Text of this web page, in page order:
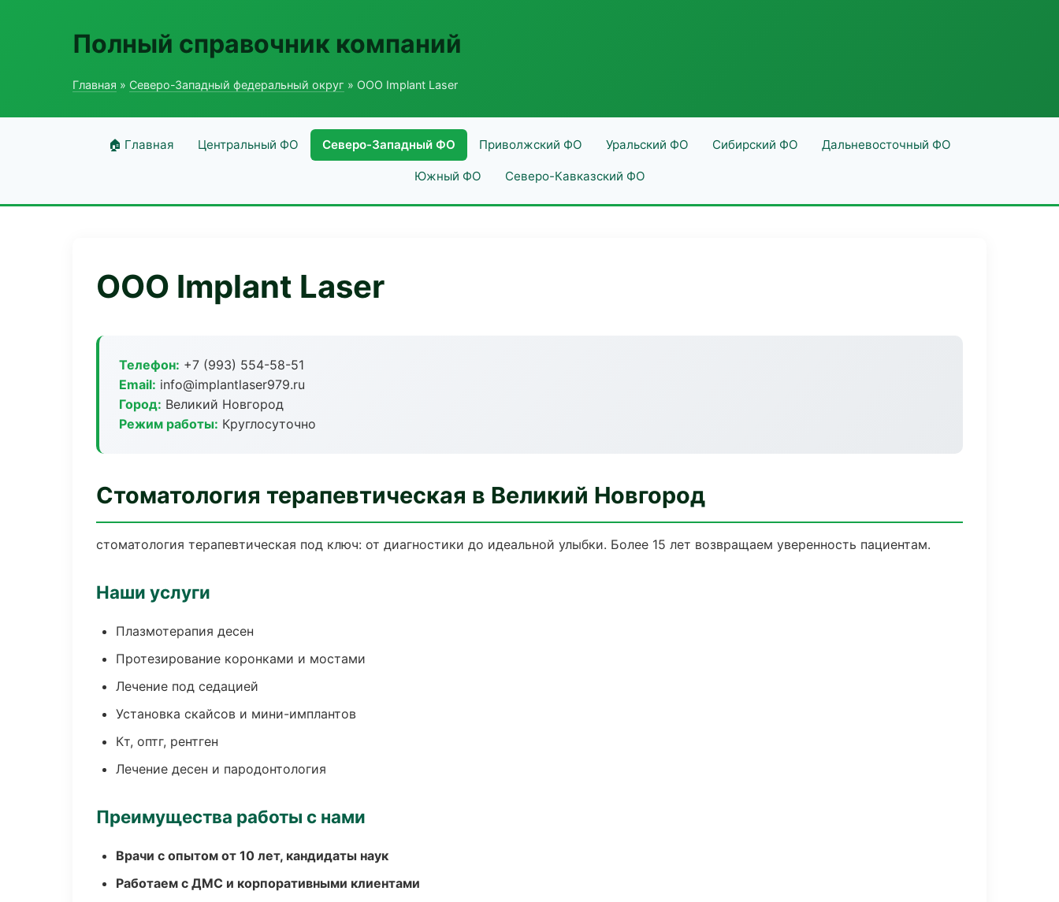
Полный справочник компаний
Главная » Северо-Западный федеральный округ » ООО Implant Laser
🏠 Главная Центральный ФО Северо-Западный ФО Приволжский ФО Уральский ФО Сибирский ФО Дальневосточный ФО
Южный ФО Северо-Кавказский ФО
ООО Implant Laser
Телефон: +7 (993) 554-58-51
Email: info@implantlaser979.ru
Город: Великий Новгород
Режим работы: Круглосуточно
Стоматология терапевтическая в Великий Новгород
стоматология терапевтическая под ключ: от диагностики до идеальной улыбки. Более 15 лет возвращаем уверенность пациентам.
Наши услуги
Плазмотерапия десен
Протезирование коронками и мостами
Лечение под седацией
Установка скайсов и мини-имплантов
Кт, оптг, рентген
Лечение десен и пародонтология
Преимущества работы с нами
Врачи с опытом от 10 лет, кандидаты наук
Работаем с ДМС и корпоративными клиентами